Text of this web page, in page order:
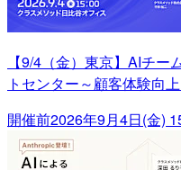
【9/4（金）東京】AIチ
トセンター～顧客体験向
開催前2026年9月4日(金)